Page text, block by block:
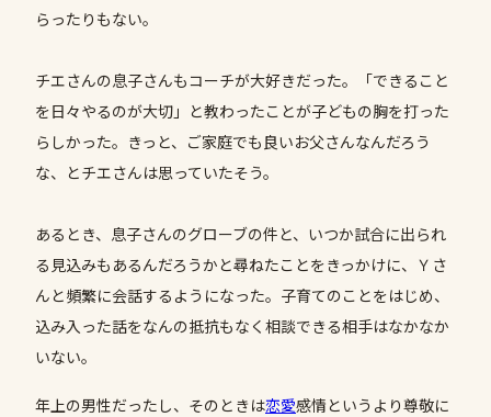
らったりもない。
チエさんの息子さんもコーチが大好きだった。「できること
を日々やるのが大切」と教わったことが子どもの胸を打った
らしかった。きっと、ご家庭でも良いお父さんなんだろう
な、とチエさんは思っていたそう。
あるとき、息子さんのグローブの件と、いつか試合に出られ
る見込みもあるんだろうかと尋ねたことをきっかけに、Ｙさ
んと頻繁に会話するようになった。子育てのことをはじめ、
込み入った話をなんの抵抗もなく相談できる相手はなかなか
いない。
年上の男性だったし、そのときは恋愛感情というより尊敬に